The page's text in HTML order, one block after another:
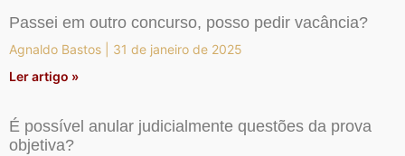
Passei em outro concurso, posso pedir vacância?
Agnaldo Bastos
31 de janeiro de 2025
Ler artigo »
É possível anular judicialmente questões da prova
objetiva?